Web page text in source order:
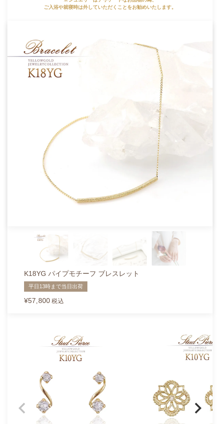
ご入浴や就寝時は外していただくことをお勧めいたします。
K18YG パイプモチーフ ブレスレット
平日13時まで当日出荷
¥57,800 税込